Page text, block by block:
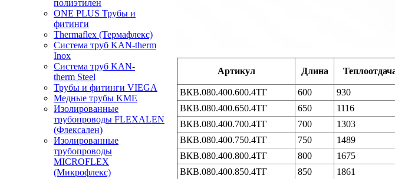
полиэтилен
ONE PLUS Трубы и
фитинги
Thermaflex (Термафлекс)
Система труб KAN-therm
Inox
Система труб KAN-
therm Steel
Трубы и фитинги VIEGA
Медные трубы KME
Изолированные
трубопроводы FLEXALEN
(Флексален)
Изолированные
трубопроводы
MICROFLEX
(Микрофлекс)
Артикул Длина
ВКВ.080.400.600.4ТГ
600 930
ВКВ.080.400.650.4ТГ
650 1116
ВКВ.080.400.700.4ТГ
700 1303
ВКВ.080.400.750.4ТГ
750 1489
ВКВ.080.400.800.4ТГ
800 1675
ВКВ.080.400.850.4ТГ
850 1861